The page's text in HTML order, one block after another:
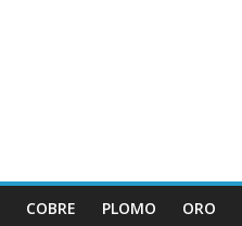
COBRE PLOMO ORO